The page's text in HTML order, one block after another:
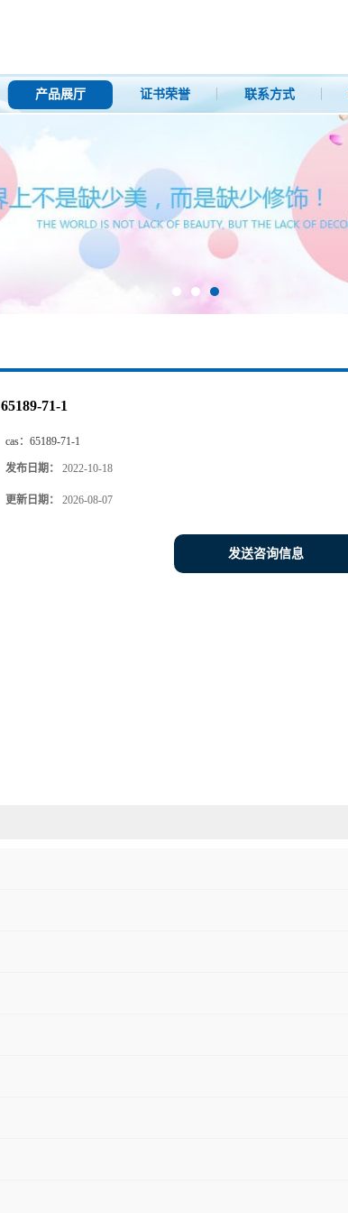
产品展厅 证书荣誉 联系方式
65189-71-1
cas： 65189-71-1
发布日期： 2022-10-18
更新日期： 2026-08-07
发送咨询信息